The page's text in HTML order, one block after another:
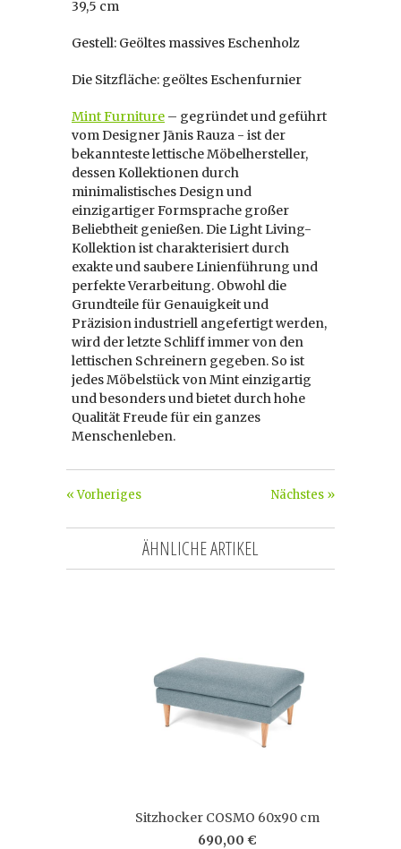
39,5 cm
Gestell: Geöltes massives Eschenholz
Die Sitzfläche: geöltes Eschenfurnier
Mint Furniture – gegründet und geführt
vom Designer Jānis Rauza - ist der
bekannteste lettische Möbelhersteller,
dessen Kollektionen durch
minimalistisches Design und
einzigartiger Formsprache großer
Beliebtheit genießen. Die Light Living-
Kollektion ist charakterisiert durch
exakte und saubere Linienführung und
perfekte Verarbeitung. Obwohl die
Grundteile für Genauigkeit und
Präzision industriell angefertigt werden,
wird der letzte Schliff immer von den
lettischen Schreinern gegeben. So ist
jedes Möbelstück von Mint einzigartig
und besonders und bietet durch hohe
Qualität Freude für ein ganzes
Menschenleben.
Nächstes »
« Vorheriges
ÄHNLICHE ARTIKEL
Sitzhocker COSMO 60x90 cm
690,00 €